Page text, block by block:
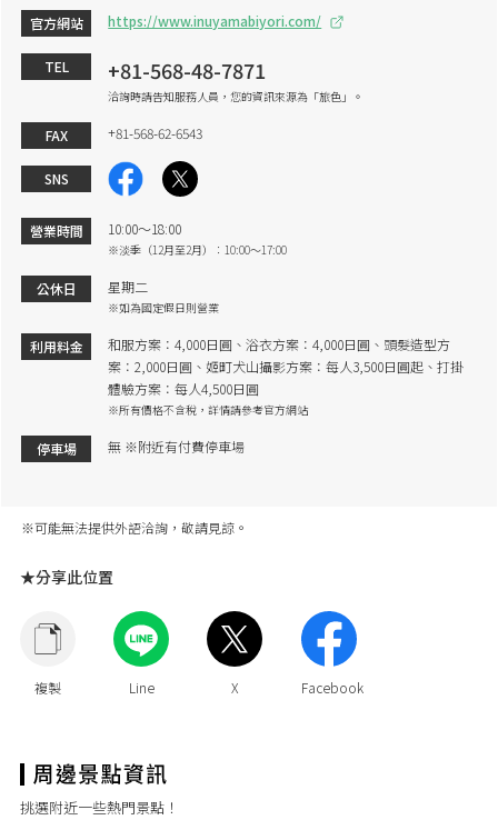
官方網站 https://www.inuyamabiyori.com/
TEL +81-568-48-7871
洽詢時請告知服務人員，您的資訊來源為「旅色」。
FAX +81-568-62-6543
SNS
營業時間 10:00～18:00
※淡季（12月至2月）：10:00～17:00
公休日 星期二
※如為國定假日則營業
利用料金
和服方案：4,000日圓、浴衣方案：4,000日圓、頭髮造型方
案：2,000日圓、姬町犬山攝影方案：每人3,500日圓起、打掛
體驗方案：每人4,500日圓
※所有價格不含稅，詳情請參考官方網站
停車場 無 ※附近有付費停車場
※可能無法提供外語洽詢，敬請見諒。
★分享此位置
挑選附近一些熱門景點！